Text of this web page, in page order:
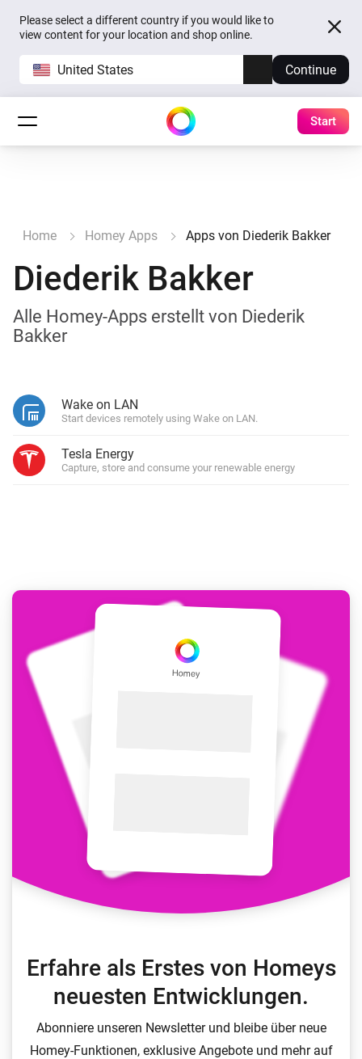
Please select a different country if you would like to
view content for your location and shop online.
United States Continue
Start
Home Homey Apps Apps von Diederik Bakker
Diederik Bakker
Alle Homey-Apps erstellt von Diederik
Bakker
Wake on LAN
Start devices remotely using Wake on LAN.
Tesla Energy
Capture, store and consume your renewable energy
Erfahre als Erstes von Homeys
neuesten Entwicklungen.
Abonniere unseren Newsletter und bleibe über neue
Homey-Funktionen, exklusive Angebote und mehr auf